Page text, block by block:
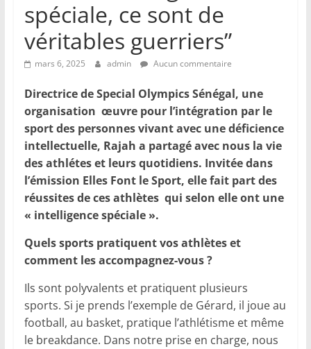
spéciale, ce sont de
véritables guerriers”
mars 6, 2025 admin Aucun commentaire
Directrice de Special Olympics Sénégal, une
organisation œuvre pour l’intégration par le
sport des personnes vivant avec une déficience
intellectuelle, Rajah a partagé avec nous la vie
des athlétes et leurs quotidiens. Invitée dans
l’émission Elles Font le Sport, elle fait part des
réussites de ces athlètes qui selon elle ont une
« intelligence spéciale ».
Quels sports pratiquent vos athlètes et
comment les accompagnez-vous ?
Ils sont polyvalents et pratiquent plusieurs
sports. Si je prends l’exemple de Gérard, il joue au
football, au basket, pratique l’athlétisme et même
le breakdance. Dans notre prise en charge, nous